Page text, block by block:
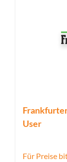
User
Für Preise